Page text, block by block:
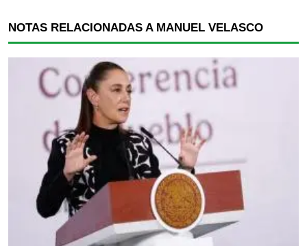
NOTAS RELACIONADAS A MANUEL VELASCO